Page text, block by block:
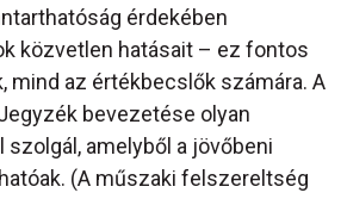
érdekében
közvetlen hatásait – ez fontos
mind az értékbecslők számára. A
bevezetése olyan
amelyből a jövőbeni
(A műszaki felszereltség